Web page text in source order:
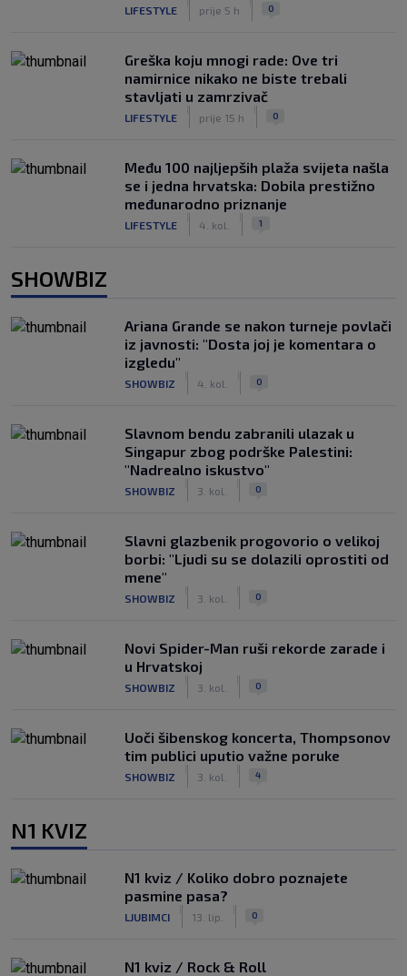
LIFESTYLE prije 5 h 0
Greška koju mnogi rade: Ove tri
namirnice nikako ne biste trebali
stavljati u zamrzivač
LIFESTYLE prije 15 h 0
Među 100 najljepših plaža svijeta našla
se i jedna hrvatska: Dobila prestižno
međunarodno priznanje
LIFESTYLE 4. kol. 1
SHOWBIZ
Ariana Grande se nakon turneje povlači
iz javnosti: "Dosta joj je komentara o
izgledu"
SHOWBIZ 4. kol. 0
Slavnom bendu zabranili ulazak u
Singapur zbog podrške Palestini:
"Nadrealno iskustvo"
SHOWBIZ 3. kol. 0
Slavni glazbenik progovorio o velikoj
borbi: "Ljudi su se dolazili oprostiti od
mene"
SHOWBIZ 3. kol. 0
Novi Spider-Man ruši rekorde zarade i
u Hrvatskoj
SHOWBIZ 3. kol. 0
Uoči šibenskog koncerta, Thompsonov
tim publici uputio važne poruke
SHOWBIZ 3. kol. 4
N1 KVIZ
N1 kviz / Koliko dobro poznajete
pasmine pasa?
LJUBIMCI 13. lip. 0
N1 kviz / Rock & Roll